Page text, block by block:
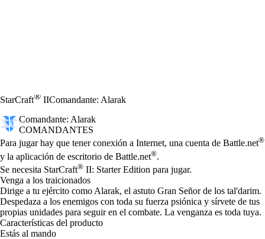
StarCraft® IIComandante: Alarak
Comandante: Alarak
COMANDANTES
Precio
Available actions
Para jugar hay que tener conexión a Internet, una cuenta de Battle.net®
y la aplicación de escritorio de Battle.net®.
Se necesita StarCraft® II: Starter Edition para jugar.
Venga a los traicionados
Dirige a tu ejército como Alarak, el astuto Gran Señor de los tal'darim.
Despedaza a los enemigos con toda su fuerza psiónica y sírvete de tus
propias unidades para seguir en el combate. La venganza es toda tuya.
Características del producto
Estás al mando